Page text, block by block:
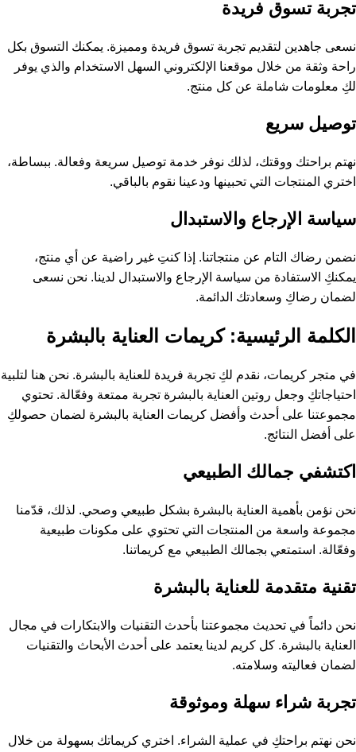
تجربة تسوق فريدة
نسعى جاهدين لتقديم تجربة تسوق فريدة ومميزة. يمكنك التسوق بكل
راحة وثقة من خلال موقعنا الإلكتروني السهل الاستخدام والذي يوفر
لكِ معلومات شاملة عن كل منتج.
توصيل سريع
نهتم براحتك ووقتك، لذلك نوفر خدمة توصيل سريعة وفعالة. ببساطة،
اختري المنتجات التي تحبينها ودعينا نقوم بالباقي.
سياسة الإرجاع والاستبدال
نضمن رضاك التام عن منتجاتنا. إذا كنتِ غير راضية عن أي منتج،
يمكنكِ الاستفادة من سياسة الإرجاع والاستبدال لدينا. نحن نسعى
لضمان رضاكِ وسعادتك الدائمة.
الكلمة الرئيسية: كريمات العناية بالبشرة
في متجر كريمات، نقدم لكِ تجربة فريدة للعناية بالبشرة. نحن هنا لتلبية
احتياجاتكِ وجعل روتين العناية بالبشرة تجربة ممتعة وفعّالة. تحتوي
مجموعتنا على أحدث وأفضل كريمات العناية بالبشرة لضمان حصولكِ
على أفضل النتائج.
اكتشفي جمالك الطبيعي
نحن نؤمن بأهمية العناية بالبشرة بشكل طبيعي وصحي. لذلك، قدّمنا
مجموعة واسعة من المنتجات التي تحتوي على مكونات طبيعية
وفعّالة. استمتعي بجمالك الطبيعي مع كريماتنا.
تقنية متقدمة للعناية بالبشرة
نحن دائماً في تحديث مجموعتنا بأحدث التقنيات والابتكارات في مجال
العناية بالبشرة. كل كريم لدينا يعتمد على أحدث الأبحاث والتقنيات
لضمان فعاليته وسلامته.
تجربة شراء سهلة وموثوقة
نحن نهتم براحتكِ في عملية الشراء. اختري كريماتك بسهولة من خلال